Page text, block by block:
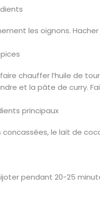
les oignons.
chauffer l’huile de
et la pâte de curry.
principaux
le lait de
pendant 20-25